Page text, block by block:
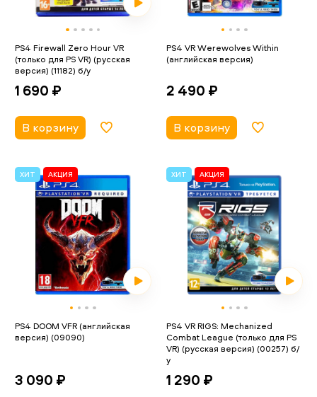
PS4 Firewall Zero Hour VR
(только для PS VR) (русская
версия) (11182) б/у
1 690 ₽
В корзину
PS4 VR Werewolves Within
(английская версия)
2 490 ₽
В корзину
ХИТ АКЦИЯ
PS4 DOOM VFR (английская
версия) (09090)
3 090 ₽
ХИТ АКЦИЯ
PS4 VR RIGS: Mechanized
Combat League (только для PS
VR) (русская версия) (00257) б/
у
1 290 ₽